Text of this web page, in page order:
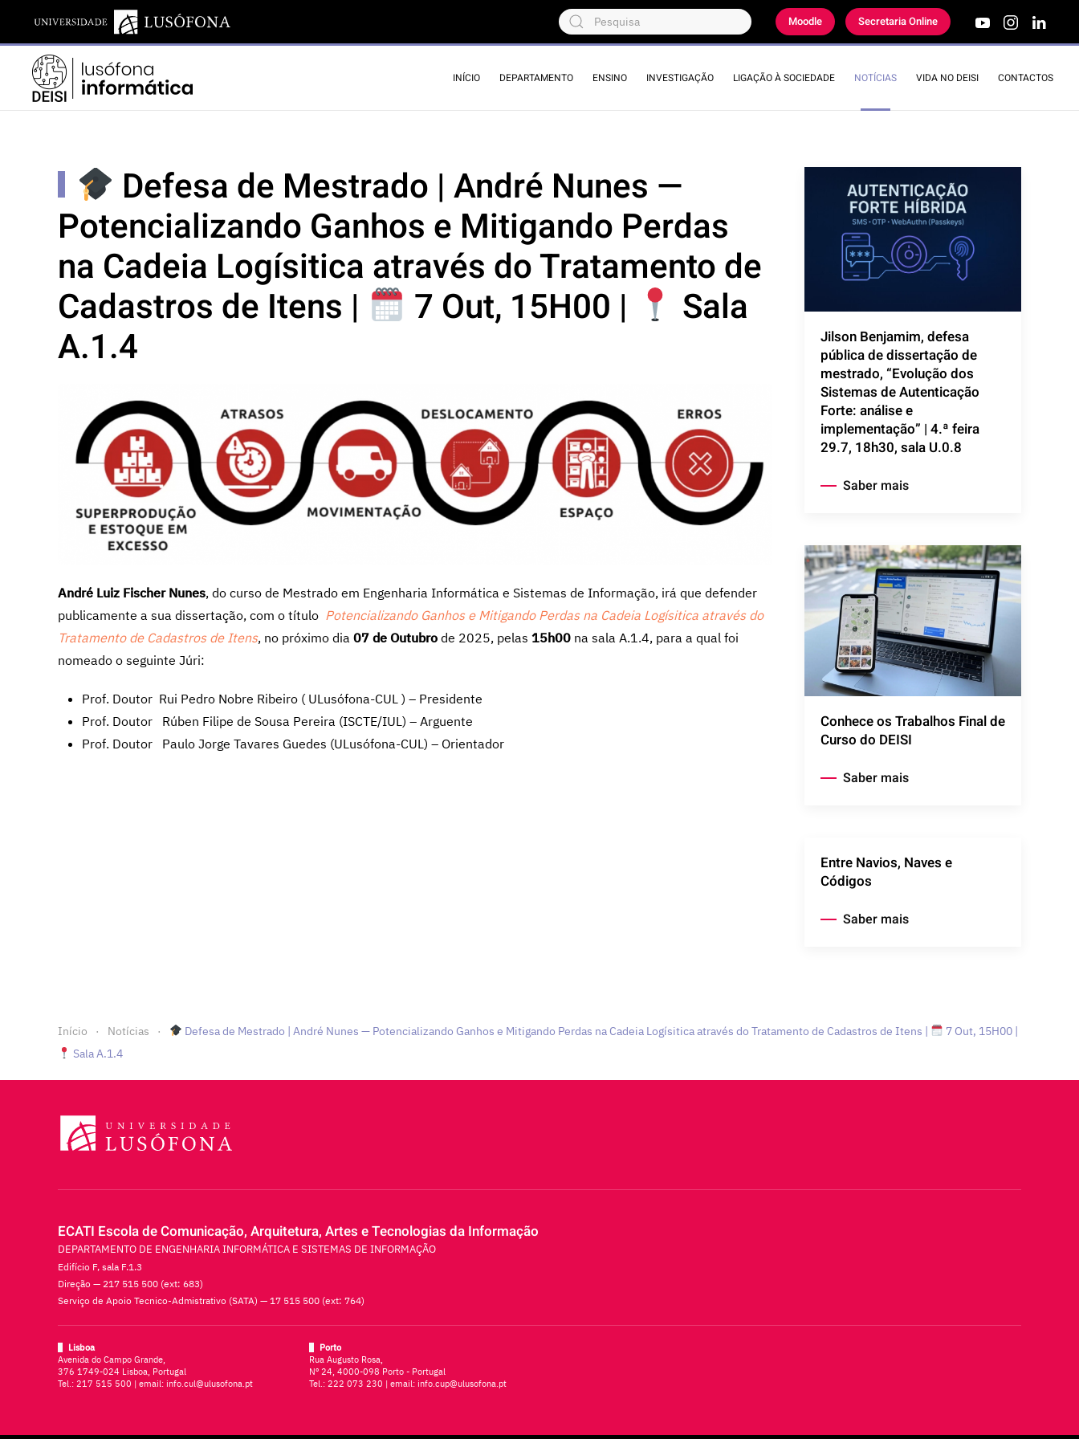
Moodle Secretaria Online
INÍCIO DEPARTAMENTO ENSINO INVESTIGAÇÃO LIGAÇÃO À SOCIEDADE NOTÍCIAS VIDA NO DEISI CONTACTOS
Defesa de Mestrado | André Nunes —
Potencializando Ganhos e Mitigando Perdas
na Cadeia Logísitica através do Tratamento de
Cadastros de Itens |
7 Out, 15H00 |
Sala
A.1.4
André Luiz Fischer Nunes, do curso de Mestrado em Engenharia Informática e Sistemas de Informação, irá que defender
publicamente a sua dissertação, com o título Potencializando Ganhos e Mitigando Perdas na Cadeia Logísitica através do
Tratamento de Cadastros de Itens, no próximo dia 07 de Outubro de 2025, pelas 15h00 na sala A.1.4, para a qual foi
nomeado o seguinte Júri:
Prof. Doutor Rui Pedro Nobre Ribeiro ( ULusófona-CUL ) – Presidente
Prof. Doutor Rúben Filipe de Sousa Pereira (ISCTE/IUL) – Arguente
Prof. Doutor Paulo Jorge Tavares Guedes (ULusófona-CUL) – Orientador
Jilson Benjamim, defesa
pública de dissertação de
mestrado, “Evolução dos
Sistemas de Autenticação
Forte: análise e
implementação” | 4.ª feira
29.7, 18h30, sala U.0.8
Saber mais
Conhece os Trabalhos Final de
Curso do DEISI
Saber mais
Entre Navios, Naves e
Códigos
Saber mais
Início Notícias Defesa de Mestrado | André Nunes — Potencializando Ganhos e Mitigando Perdas na Cadeia Logísitica através do Tratamento de Cadastros de Itens |
7 Out, 15H00 |
Sala A.1.4
ECATI Escola de Comunicação, Arquitetura, Artes e Tecnologias da Informação
DEPARTAMENTO DE ENGENHARIA INFORMÁTICA E SISTEMAS DE INFORMAÇÃO
Edifício F, sala F.1.3
Direção — 217 515 500 (ext: 683)
Serviço de Apoio Tecnico-Admistrativo (SATA) — 17 515 500 (ext: 764)
Lisboa
Avenida do Campo Grande,
376 1749-024 Lisboa, Portugal
Tel.: 217 515 500 | email: info.cul@ulusofona.pt
Porto
Rua Augusto Rosa,
Nº 24, 4000-098 Porto - Portugal
Tel.: 222 073 230 | email: info.cup@ulusofona.pt